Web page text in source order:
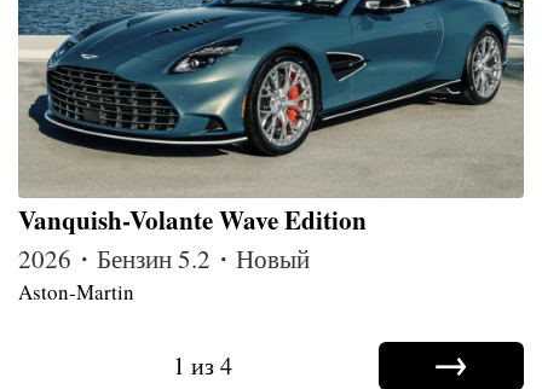
Vanquish-Volante Wave Edition
2026・Бензин 5.2・Новый
Aston-Martin
1 из 4 →